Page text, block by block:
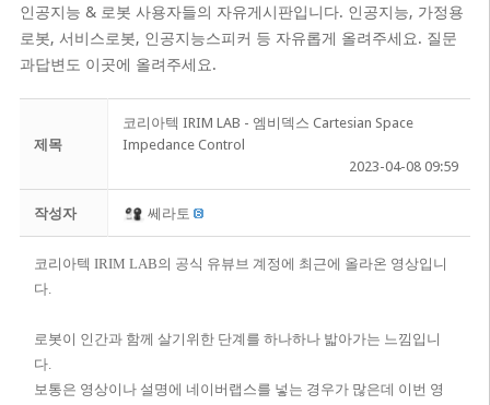
인공지능 & 로봇 사용자들의 자유게시판입니다. 인공지능, 가정용
로봇, 서비스로봇, 인공지능스피커 등 자유롭게 올려주세요. 질문
과답변도 이곳에 올려주세요.
제목
코리아텍 IRIM LAB - 엠비덱스 Cartesian Space
Impedance Control
2023-04-08 09:59
작성자 쎄라토
코리아텍 IRIM LAB의 공식 유뷰브 계정에 최근에 올라온 영상입니
다.
로봇이 인간과 함께 살기위한 단계를 하나하나 밟아가는 느낌입니
다.
보통은 영상이나 설명에 네이버랩스를 넣는 경우가 많은데 이번 영